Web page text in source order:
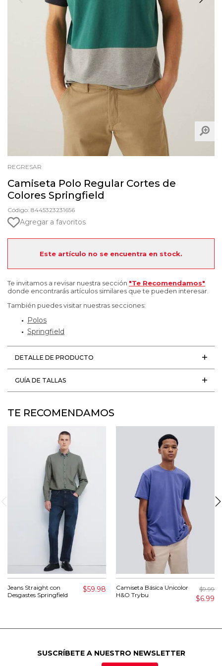
REGRESAR
Camiseta Polo Regular Cortes de
Colores Springfield
Código: 8445323231656
Agregar a favoritos
Este artículo no se encuentra en stock.
Te invitamos a revisar nuestra sección "Te Recomendamos"
donde encontrarás artículos similares que te pueden interesar.
También puedes visitar nuestras secciones:
Polos
Springfield
DETALLE DE PRODUCTO
GUÍA DE TALLAS
TE RECOMENDAMOS
Jeans Straight con
Desgastes Springfield
$59.98
Camiseta Básica Unicolor
H&O Trybu
$9.99
$6.99
SUSCRÍBETE A NUESTRO NEWSLETTER